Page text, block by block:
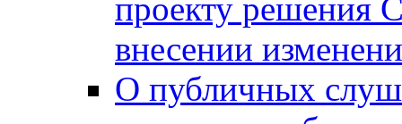
проекту решения
внесении
О публичных